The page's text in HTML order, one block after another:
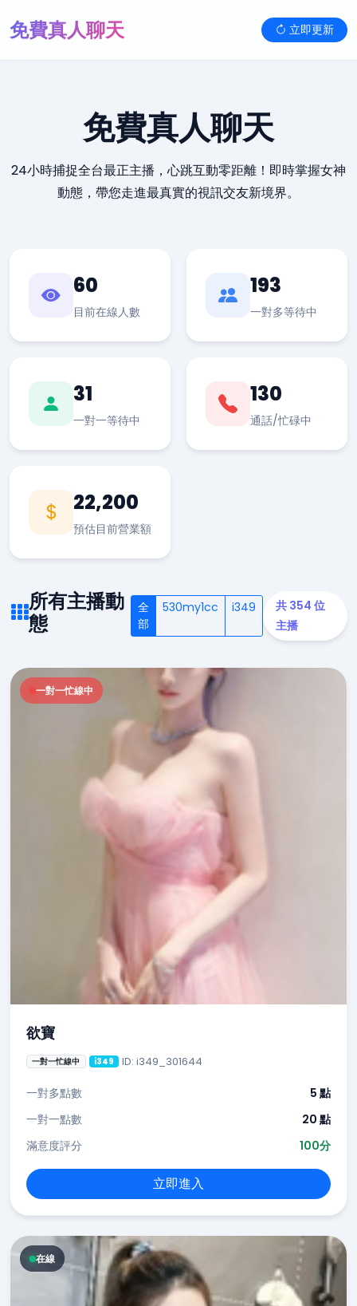
免費真人聊天 立即更新
免費真人聊天
24小時捕捉全台最正主播，心跳互動零距離！即時掌握女神
動態，帶您走進最真實的視訊交友新境界。
60
目前在線人數
193
一對多等待中
31
一對一等待中
130
通話/忙碌中
22,200
預估目前營業額
所有主播動
態
全
部
530my1cc i349
共 354 位
主播
一對一忙線中
欲寶
一對一忙線中 i349 ID: i349_301644
一對多點數
5 點
一對一點數
20 點
滿意度評分
100分
立即進入
在線